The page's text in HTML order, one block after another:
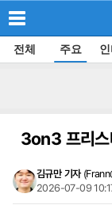
전체 주요
3on3 프리스
김규만 기자 (
2026-07-09